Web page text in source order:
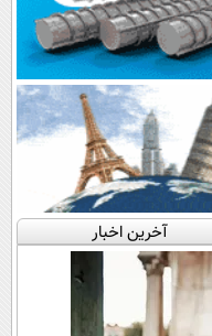
آخرین اخبار